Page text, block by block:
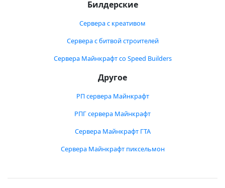
Билдерские
Сервера с креативом
Сервера с битвой строителей
Сервера Майнкрафт со Speed Builders
Другое
РП сервера Майнкрафт
РПГ сервера Майнкрафт
Сервера Майнкрафт ГТА
Сервера Майнкрафт пиксельмон